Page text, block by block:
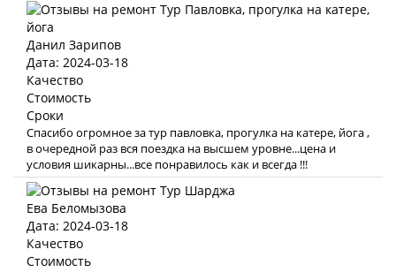
Данил Зарипов
Дата: 2024-03-18
Качество
Стоимость
Сроки
Спасибо огромное за тур павловка, прогулка на катере, йога ,
в очередной раз вся поездка на высшем уровне...цена и
условия шикарны...все понравилось как и всегда !!!
Ева Беломызова
Дата: 2024-03-18
Качество
Стоимость